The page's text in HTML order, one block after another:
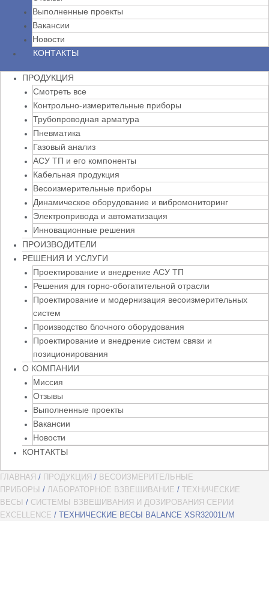
Выполненные проекты
Вакансии
Новости
КОНТАКТЫ
ПРОДУКЦИЯ
Смотреть все
Контрольно-измерительные приборы
Трубопроводная арматура
Пневматика
Газовый анализ
АСУ ТП и его компоненты
Кабельная продукция
Весоизмерительные приборы
Динамическое оборудование и вибромониторинг
Электропривода и автоматизация
Инновационные решения
ПРОИЗВОДИТЕЛИ
РЕШЕНИЯ И УСЛУГИ
Проектирование и внедрение АСУ ТП
Решения для горно-обогатительной отрасли
Проектирование и модернизация весоизмерительных
систем
Производство блочного оборудования
Проектирование и внедрение систем связи и
позиционирования
О КОМПАНИИ
Миссия
Отзывы
Выполненные проекты
Вакансии
Новости
КОНТАКТЫ
ГЛАВНАЯ / ПРОДУКЦИЯ / ВЕСОИЗМЕРИТЕЛЬНЫЕ
ПРИБОРЫ / ЛАБОРАТОРНОЕ ВЗВЕШИВАНИЕ / ТЕХНИЧЕСКИЕ
ВЕСЫ / СИСТЕМЫ ВЗВЕШИВАНИЯ И ДОЗИРОВАНИЯ СЕРИИ
EXCELLENCE / ТЕХНИЧЕСКИЕ ВЕСЫ BALANCE XSR32001L/M